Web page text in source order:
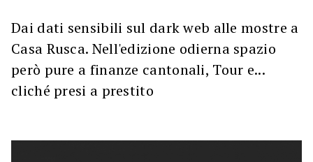
Dai dati sensibili sul dark web alle mostre a
Casa Rusca. Nell'edizione odierna spazio
però pure a finanze cantonali, Tour e...
cliché presi a prestito